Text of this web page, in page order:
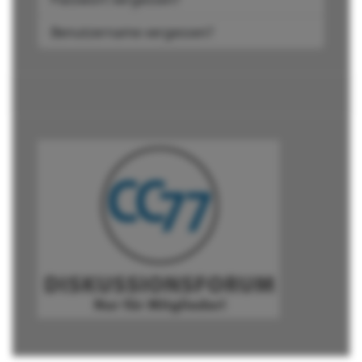
Benutzername vergessen?